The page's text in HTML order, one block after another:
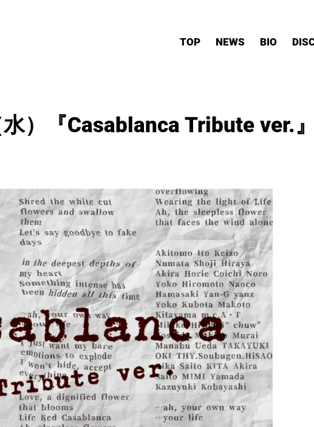
TOP NEWS BIO
）『Casablanca Tribute ver.